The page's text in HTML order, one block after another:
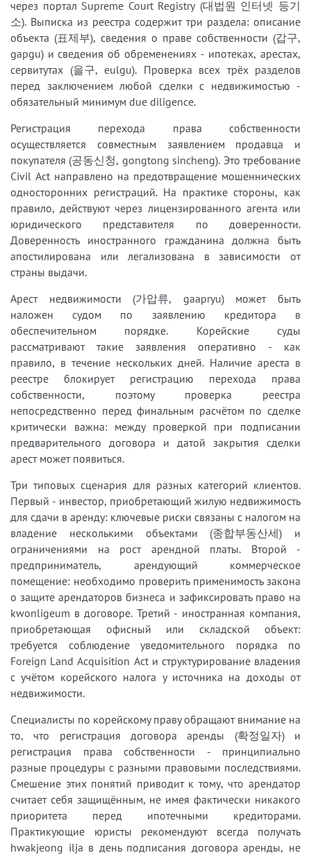
через портал Supreme Court Registry (대법원 인터넷 등기
소). Выписка из реестра содержит три раздела: описание
объекта (표제부), сведения о праве собственности (갑구,
gapgu) и сведения об обременениях - ипотеках, арестах,
сервитутах (을구, eulgu). Проверка всех трёх разделов
перед заключением любой сделки с недвижимостью -
обязательный минимум due diligence.
Регистрация перехода права собственности
осуществляется совместным заявлением продавца и
покупателя (공동신청, gongtong sincheng). Это требование
Civil Act направлено на предотвращение мошеннических
односторонних регистраций. На практике стороны, как
правило, действуют через лицензированного агента или
юридического представителя по доверенности.
Доверенность иностранного гражданина должна быть
апостилирована или легализована в зависимости от
страны выдачи.
Арест недвижимости (가압류, gaapryu) может быть
наложен судом по заявлению кредитора в
обеспечительном порядке. Корейские суды
рассматривают такие заявления оперативно - как
правило, в течение нескольких дней. Наличие ареста в
реестре блокирует регистрацию перехода права
собственности, поэтому проверка реестра
непосредственно перед финальным расчётом по сделке
критически важна: между проверкой при подписании
предварительного договора и датой закрытия сделки
арест может появиться.
Три типовых сценария для разных категорий клиентов.
Первый - инвестор, приобретающий жилую недвижимость
для сдачи в аренду: ключевые риски связаны с налогом на
владение несколькими объектами (종합부동산세) и
ограничениями на рост арендной платы. Второй -
предприниматель, арендующий коммерческое
помещение: необходимо проверить применимость закона
о защите арендаторов бизнеса и зафиксировать право на
kwonligeum в договоре. Третий - иностранная компания,
приобретающая офисный или складской объект:
требуется соблюдение уведомительного порядка по
Foreign Land Acquisition Act и структурирование владения
с учётом корейского налога у источника на доходы от
недвижимости.
Специалисты по корейскому праву обращают внимание на
то, что регистрация договора аренды (확정일자) и
регистрация права собственности - принципиально
разные процедуры с разными правовыми последствиями.
Смешение этих понятий приводит к тому, что арендатор
считает себя защищённым, не имея фактически никакого
приоритета перед ипотечными кредиторами.
Практикующие юристы рекомендуют всегда получать
hwakjeong ilja в день подписания договора аренды, не